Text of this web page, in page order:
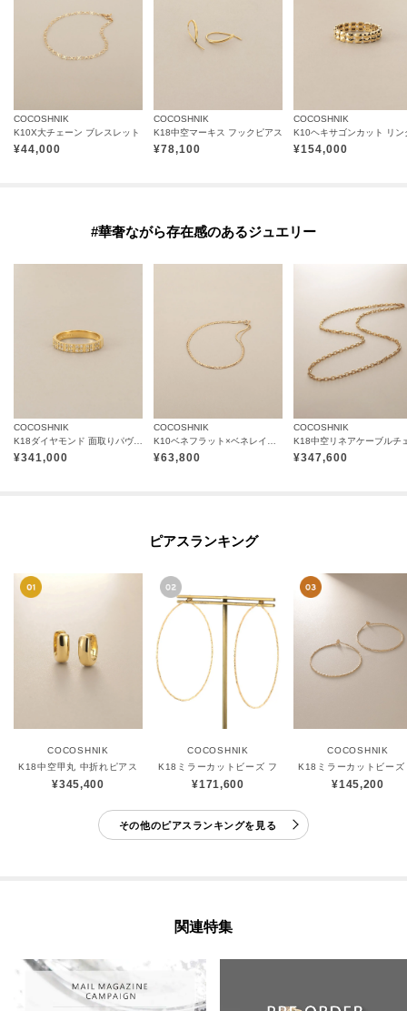
COCOSHNIK
K10X大チェーン ブレスレット
¥44,000
COCOSHNIK
K18中空マーキス フックピアス
¥78,100
COCOSHNIK
K10ヘキサゴンカット リン
¥154,000
#華奢ながら存在感のあるジュエリー
COCOSHNIK
K18ダイヤモンド 面取りパヴェ リング細
¥341,000
COCOSHNIK
¥63,800
COCOSHNIK
¥347,600
ピアスランキング
COCOSHNIK
K18中空甲丸 中折れピアス
¥345,400
COCOSHNIK
K18ミラーカットビーズ フープピアス（大）
¥171,600
COCOSHNIK
K18ミラーカットビー
¥145,200
その他のピアスランキングを見る
関連特集